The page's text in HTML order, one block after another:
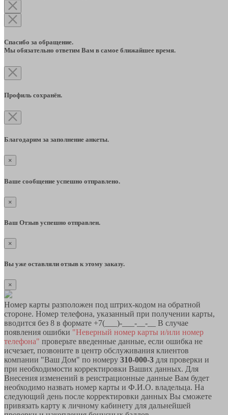
Спасибо за обращение.
Мы обязательно ответим Вам в самое ближайшее время.
Профиль сохранён.
Благодарим за заполнение анкеты.
×
Ваше сообщение успешно отправлено.
×
Ваш Отзыв успешно отправлен.
×
Вы уже оставляли отзыв к этому заказу.
×
Номер карты разположен под штрих-кодом на обратной
стороне. Номер телефона, указанный при получении карты,
вводится без 8 в формате +7(___)-___-__-__ В случае
появления ошибки "Неверный номер карты и/или номер
телефона" проверьте введенные данные, если ошибка не
исчезает, позвоните в центр обслуживания клиентов
компании "Ваш Дом" по номеру 310-000-3 для проверки и
при необходимости корректировки Ваших данных. Для
Внесения изменений в реистрационные данные Вам будет
необходимо назвать номер карты и Ф.И.О. владельца. На
следующий день после корректировки данных Вы сможете
привязать карту к личному кабинету для дальнейшей